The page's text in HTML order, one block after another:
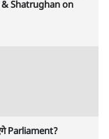
है। सवाल यह है
और
में राज्यसभा का